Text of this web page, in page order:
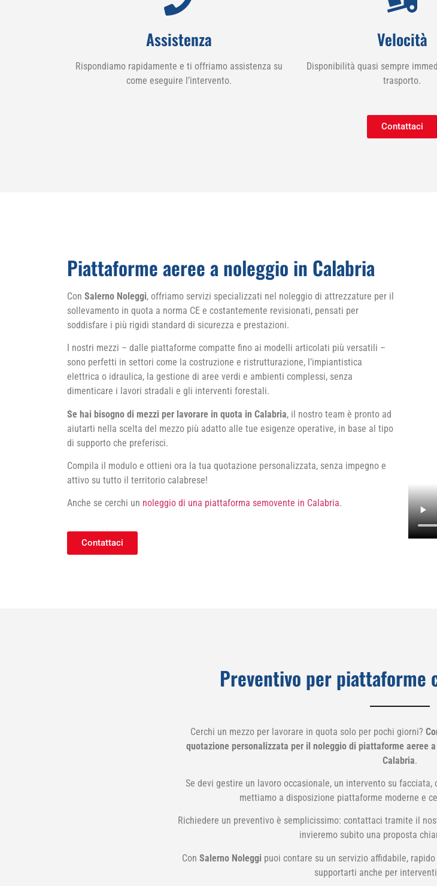
Assistenza
Rispondiamo rapidamente e ti offriamo assistenza su
come eseguire l’intervento.
Velocità
Disponibilità quasi sempre
trasporto.
Contattaci
Piattaforme aeree a noleggio in Calabria
Con Salerno Noleggi, offriamo servizi specializzati nel noleggio di attrezzature per il
sollevamento in quota a norma CE e costantemente revisionati, pensati per
soddisfare i più rigidi standard di sicurezza e prestazioni.
I nostri mezzi – dalle piattaforme compatte fino ai modelli articolati più versatili –
sono perfetti in settori come la costruzione e ristrutturazione, l’impiantistica
elettrica o idraulica, la gestione di aree verdi e ambienti complessi, senza
dimenticare i lavori stradali e gli interventi forestali.
Se hai bisogno di mezzi per lavorare in quota in Calabria, il nostro team è pronto ad
aiutarti nella scelta del mezzo più adatto alle tue esigenze operative, in base al tipo
di supporto che preferisci.
Compila il modulo e ottieni ora la tua quotazione personalizzata, senza impegno e
attivo su tutto il territorio calabrese!
Anche se cerchi un noleggio di una piattaforma semovente in Calabria.
Contattaci
Preventivo per piattaforme
Cerchi un mezzo per lavorare in quota solo per pochi giorni?
quotazione personalizzata per il noleggio di piattaforme aeree
Calabria.
Se devi gestire un lavoro occasionale, un intervento su
mettiamo a disposizione piattaforme moderne e
Richiedere un preventivo è semplicissimo: contattaci tramite il
invieremo subito una proposta
ConSalerno Noleggi puoi contare su un servizio affidabile,
supportarti anche per